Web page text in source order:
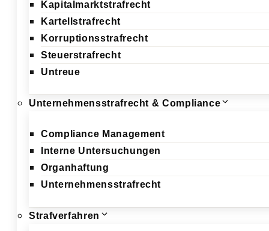
Kapitalmarktstrafrecht
Kartellstrafrecht
Korruptionsstrafrecht
Steuerstrafrecht
Untreue
Unternehmensstrafrecht & Compliance
Compliance Management
Interne Untersuchungen
Organhaftung
Unternehmensstrafrecht
Strafverfahren